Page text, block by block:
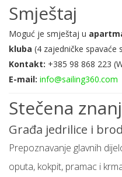
Smještaj
Moguć je smještaj u
kluba (4 zajedničke spavaće
Kontakt: +385 98 868 223
E-mail: info@sailing360.com
Stečena
Građa jedrilice i
Prepoznavanje glavnih
oputa, kokpit, pramac i